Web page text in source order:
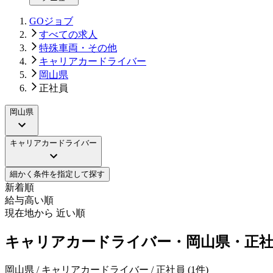
GOジョブ
すべての求人
特殊車両・その他
キャリアカードライバー
岡山県
正社員
岡山県
キャリアカードライバー
細かく条件を指定して探す
新着順
給与高い順
現在地から 近い順
キャリアカードライバー・岡山県・正
岡山県 / キャリアカードライバー / 正社員 (1件)